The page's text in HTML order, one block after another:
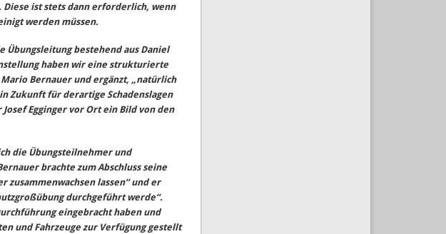
ist stets dann erforderlich, wenn
werden müssen.
Übungsleitung bestehend aus Daniel
haben wir eine strukturierte
Bernauer und ergänzt, „natürlich
Zukunft für derartige Schadenslagen
Egginger vor Ort ein Bild von den
die Übungsteilnehmer und
brachte zum Abschluss seine
zusammenwachsen lassen“ und er
durchgeführt werde“.
eingebracht haben und
und Fahrzeuge zur Verfügung gestellt